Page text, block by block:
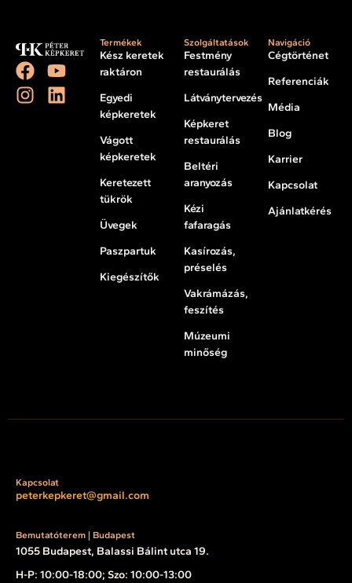
Termékek
Kész keretek
raktáron
Egyedi
képkeretek
Vágott
képkeretek
Keretezett
tükrök
Üvegek
Paszpartuk
Kiegészítők
Szolgáltatások
Festmény
restaurálás
Látványtervezés
Képkeret
restaurálás
Beltéri
aranyozás
Kézi
fafaragás
Kasírozás,
préselés
Vakrámázás,
feszítés
Múzeumi
minőség
Navigáció
Cégtörténet
Referenciák
Média
Blog
Karrier
Kapcsolat
Ajánlatkérés
Kapcsolat
peterkepkeret@gmail.com
Bemutatóterem | Budapest
1055 Budapest, Balassi Bálint utca 19.
H-P: 10:00-18:00; Szo: 10:00-13:00